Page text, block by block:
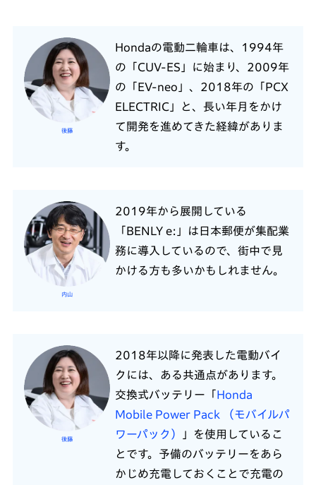
後藤
Hondaの電動二輪車は、1994年
の「CUV-ES」に始まり、2009年
の「EV-neo」、2018年の「PCX
ELECTRIC」と、長い年月をかけ
て開発を進めてきた経緯がありま
す。
内山
2019年から展開している
「BENLY e:」は日本郵便が集配業
務に導入しているので、街中で見
かける方も多いかもしれません。
後藤
2018年以降に発表した電動バイ
クには、ある共通点があります。
交換式バッテリー「 Honda
Mobile Power Pack （モバイルパ
ワーパック）
」を使用しているこ
とです。予備のバッテリーをあら
かじめ充電しておくことで充電の